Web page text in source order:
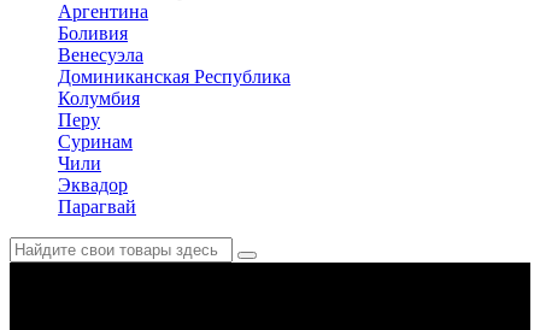
Аргентина
Боливия
Венесуэла
Доминиканская Республика
Колумбия
Перу
Суринам
Чили
Эквадор
Парагвай